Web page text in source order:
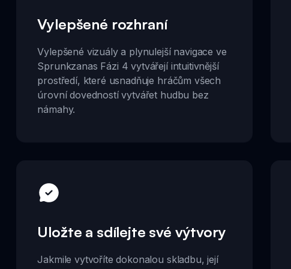
Vylepšené rozhraní
Vylepšené vizuály a plynulejší navigace ve
Sprunkzanas Fázi 4 vytvářejí intuitivnější
prostředí, které usnadňuje hráčům všech
úrovní dovedností vytvářet hudbu bez
námahy.
Uložte a sdílejte své výtvory
Jakmile vytvoříte dokonalou skladbu, její